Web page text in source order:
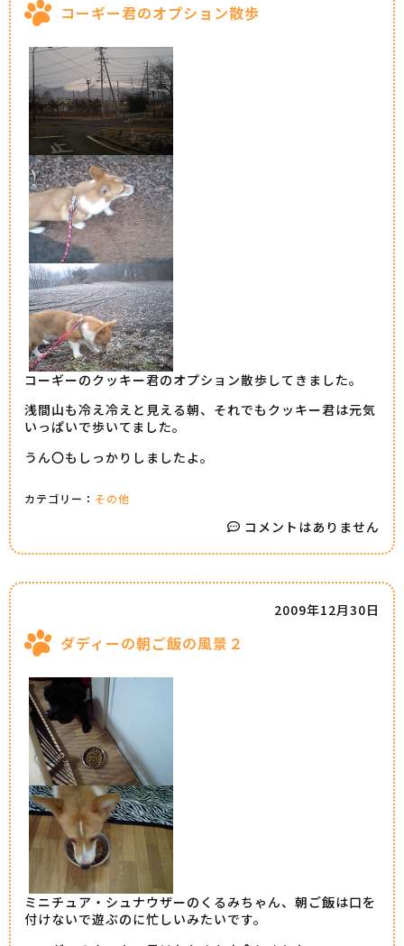
コーギー君のオプション散歩
コーギーのクッキー君のオプション散歩してきました。
浅間山も冷え冷えと見える朝、それでもクッキー君は元気
いっぱいで歩いてました。
うん〇もしっかりしましたよ。
カテゴリー： その他
コメントはありません
ダディーの朝ご飯の風景２
2009年12月30日
ミニチュア・シュナウザーのくるみちゃん、朝ご飯は口を
付けないで遊ぶのに忙しいみたいです。